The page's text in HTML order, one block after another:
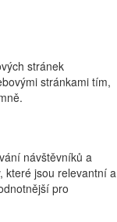
stránek
stránkami tím,
návštěvníků a
které jsou relevantní a
pro